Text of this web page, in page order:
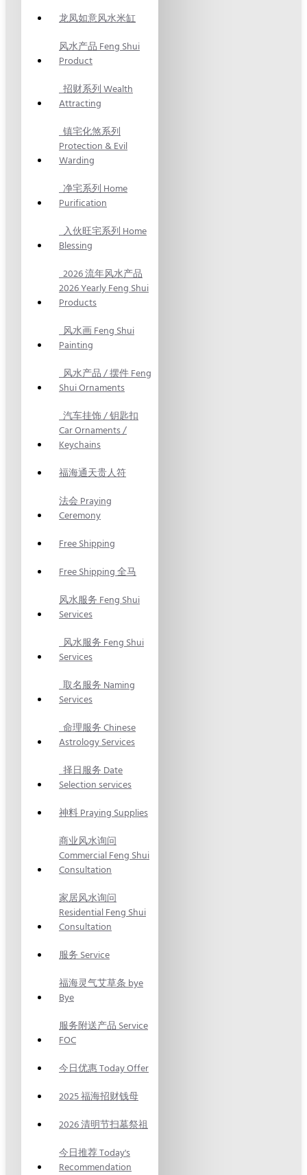
龙凤如意风水米缸
风水产品 Feng Shui
Product
招财系列 Wealth
Attracting
镇宅化煞系列
Protection & Evil
Warding
净宅系列 Home
Purification
入伙旺宅系列 Home
Blessing
2026 流年风水产品
2026 Yearly Feng Shui
Products
风水画 Feng Shui
Painting
风水产品 / 摆件 Feng
Shui Ornaments
汽车挂饰 / 钥匙扣
Car Ornaments /
Keychains
福海通天贵人符
法会 Praying
Ceremony
Free Shipping
Free Shipping 全马
风水服务 Feng Shui
Services
风水服务 Feng Shui
Services
取名服务 Naming
Services
命理服务 Chinese
Astrology Services
择日服务 Date
Selection services
神料 Praying Supplies
商业风水询问
Commercial Feng Shui
Consultation
家居风水询问
Residential Feng Shui
Consultation
服务 Service
福海灵气艾草条 bye
Bye
服务附送产品 Service
FOC
今日优惠 Today Offer
2025 福海招财钱母
2026 清明节扫墓祭祖
今日推荐 Today's
Recommendation